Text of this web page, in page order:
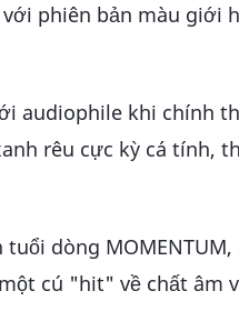
phiên bản màu giới
audiophile khi chính
rêu cực kỳ cá tính,
dòng
cú "hit" về chất âm